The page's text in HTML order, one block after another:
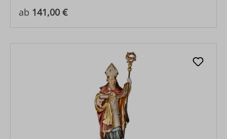
Regulärer Preis:
ab 141,00 €